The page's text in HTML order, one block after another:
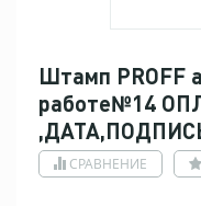
Штамп PROFF
работе№14
СРАВНЕНИЕ